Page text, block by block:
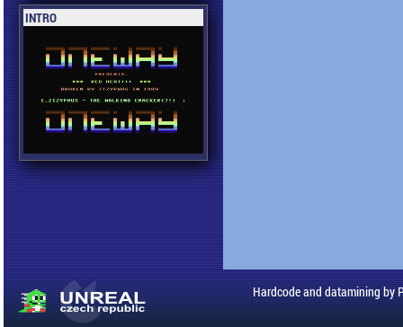
INTRO
Hardcode and datamining by